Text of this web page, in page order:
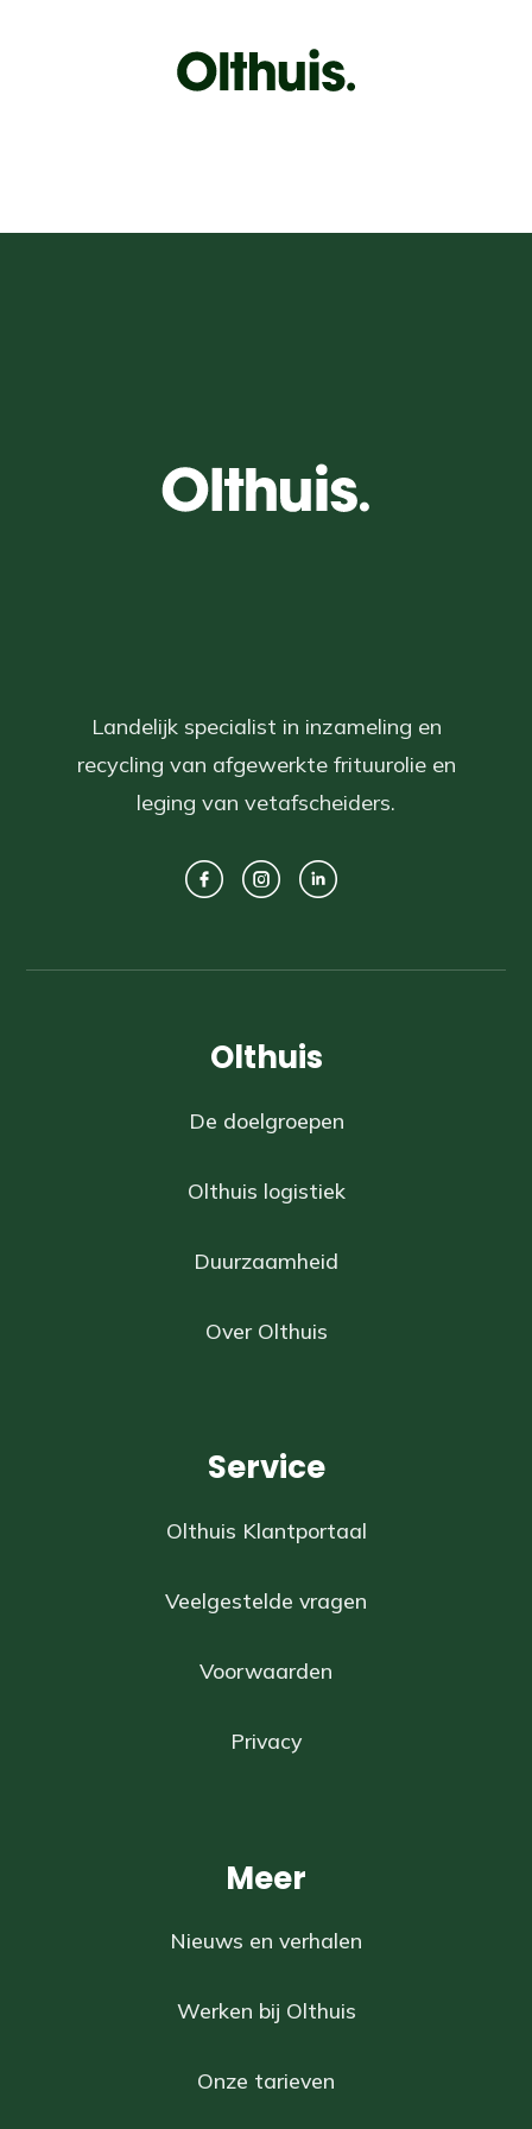
Landelijk specialist in inzameling en
recycling van afgewerkte frituurolie en
leging van vetafscheiders.
Olthuis
De doelgroepen
Olthuis logistiek
Duurzaamheid
Over Olthuis
Service
Olthuis Klantportaal
Veelgestelde vragen
Voorwaarden
Privacy
Meer
Nieuws en verhalen
Werken bij Olthuis
Onze tarieven